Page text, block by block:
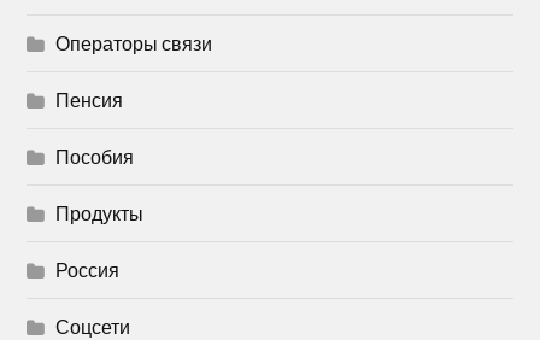
Операторы связи
Пенсия
Пособия
Продукты
Россия
Соцсети